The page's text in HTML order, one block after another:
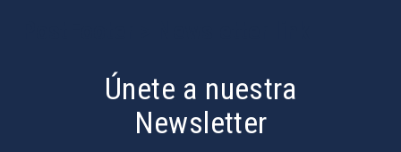
Únete a nuestra
Newsletter